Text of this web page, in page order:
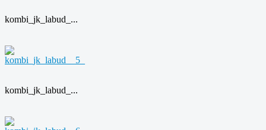
kombi_jk_labud_...
kombi_jk_labud_...